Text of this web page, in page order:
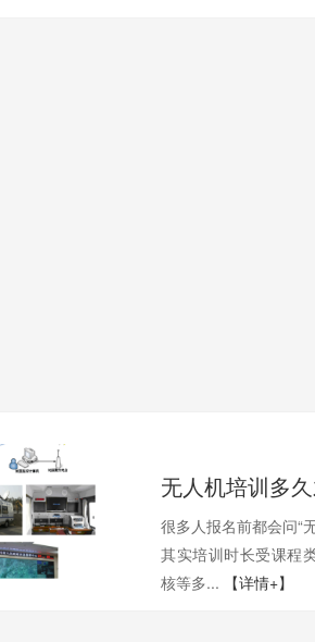
很多人报名前都会问“
其实培训时长受课程
核等多...
【详情+】